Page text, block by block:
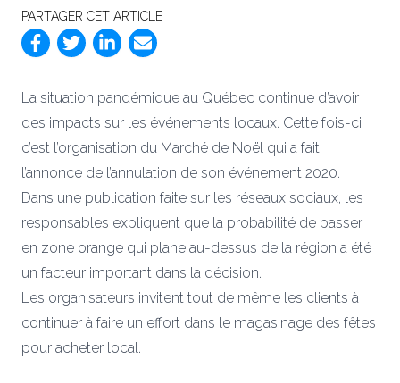
PARTAGER CET ARTICLE
La situation pandémique au Québec continue d’avoir
des impacts sur les événements locaux. Cette fois-ci
c’est l’organisation du Marché de Noël qui a fait
l’annonce de l’annulation de son événement 2020.
Dans une publication faite sur les réseaux sociaux, les
responsables expliquent que la probabilité de passer
en zone orange qui plane au-dessus de la région a été
un facteur important dans la décision.
Les organisateurs invitent tout de même les clients à
continuer à faire un effort dans le magasinage des fêtes
pour acheter local.